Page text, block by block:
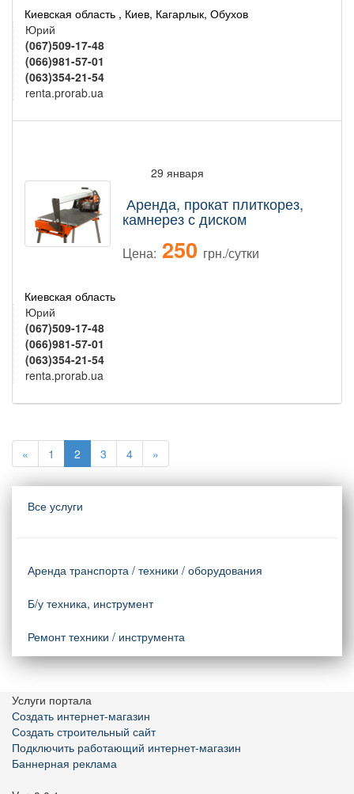
Киевская область , Киев, Кагарлык, Обухов
Юрий
(067)509-17-48
(066)981-57-01
(063)354-21-54
renta.prorab.ua
29 января
Аренда, прокат плиткорез,
камнерез с диском
Цена: 250 грн./сутки
Киевская область
Юрий
(067)509-17-48
(066)981-57-01
(063)354-21-54
renta.prorab.ua
« 1 2 3 4 »
Все услуги
Аренда транспорта / техники / оборудования
Б/у техника, инструмент
Ремонт техники / инструмента
Услуги портала
Создать интернет-магазин
Создать строительный сайт
Подключить работающий интернет-магазин
Баннерная реклама